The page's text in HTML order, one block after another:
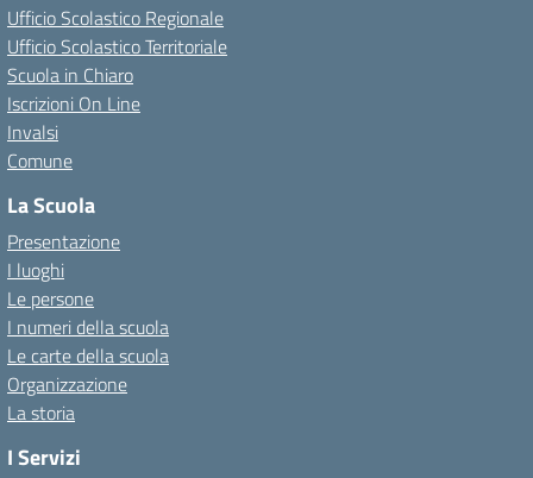
Ufficio Scolastico Regionale
Ufficio Scolastico Territoriale
Scuola in Chiaro
Iscrizioni On Line
Invalsi
Comune
La Scuola
Presentazione
I luoghi
Le persone
I numeri della scuola
Le carte della scuola
Organizzazione
La storia
I Servizi